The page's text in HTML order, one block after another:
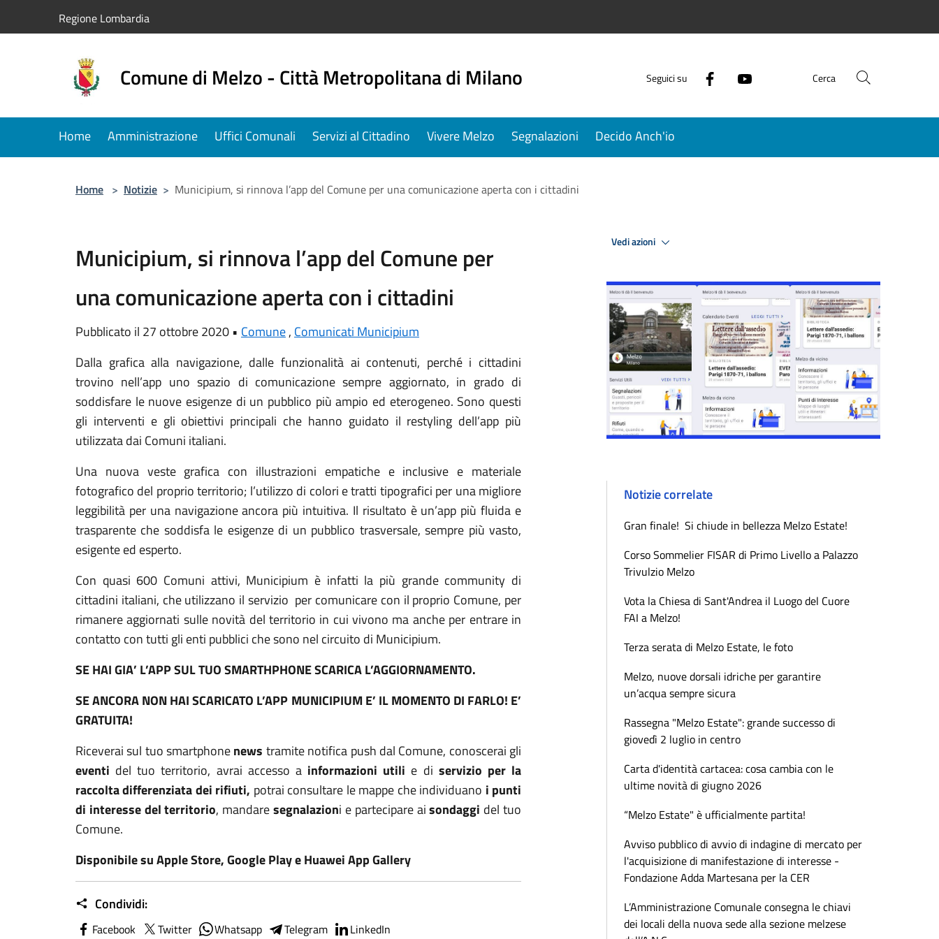
Regione Lombardia
Comune di Melzo - Città Metropolitana di Milano Seguici su Cerca
Home Amministrazione Uffici Comunali Servizi al Cittadino Vivere Melzo Segnalazioni Decido Anch'io
Home > Notizie > Municipium, si rinnova l’app del Comune per una comunicazione aperta con i cittadini
Municipium, si rinnova l’app del Comune per
una comunicazione aperta con i cittadini
Pubblicato il 27 ottobre 2020 • Comune, Comunicati Municipium
Dalla grafica alla navigazione, dalle funzionalità ai contenuti, perché i cittadini
trovino nell’app uno spazio di comunicazione sempre aggiornato, in grado di
soddisfare le nuove esigenze di un pubblico più ampio ed eterogeneo. Sono questi
gli interventi e gli obiettivi principali che hanno guidato il restyling dell’app più
utilizzata dai Comuni italiani.
Una nuova veste grafica con illustrazioni empatiche e inclusive e materiale
fotografico del proprio territorio; l’utilizzo di colori e tratti tipografici per una migliore
leggibilità per una navigazione ancora più intuitiva. Il risultato è un’app più fluida e
trasparente che soddisfa le esigenze di un pubblico trasversale, sempre più vasto,
esigente ed esperto.
Con quasi 600 Comuni attivi, Municipium è infatti la più grande community di
cittadini italiani, che utilizzano il servizio per comunicare con il proprio Comune, per
rimanere aggiornati sulle novità del territorio in cui vivono ma anche per entrare in
contatto con tutti gli enti pubblici che sono nel circuito di Municipium.
SE HAI GIA’ L’APP SUL TUO SMARTHPHONE SCARICA L’AGGIORNAMENTO.
SE ANCORA NON HAI SCARICATO L’APP MUNICIPIUM E’ IL MOMENTO DI FARLO! E’
GRATUITA!
Riceverai sul tuo smartphonenews tramite notifica push dal Comune, conoscerai gli
eventi del tuo territorio, avrai accesso a informazioni utili e di servizio per la
raccolta differenziata dei rifiuti, potrai consultare le mappe che individuano i punti
di interesse del territorio, mandaresegnalazioni e partecipare aisondaggi del tuo
Comune.
Disponibile su Apple Store, Google Play eHuawei App Gallery
Condividi:
Facebook Twitter Whatsapp Telegram LinkedIn
Vedi azioni
Notizie correlate
Gran finale! Si chiude in bellezza Melzo Estate!
Corso Sommelier FISAR di Primo Livello a Palazzo
Trivulzio Melzo
Vota la Chiesa di Sant'Andrea il Luogo del Cuore
FAI a Melzo!
Terza serata di Melzo Estate, le foto
Melzo, nuove dorsali idriche per garantire
un’acqua sempre sicura
Rassegna "Melzo Estate": grande successo di
giovedì 2 luglio in centro
Carta d'identità cartacea: cosa cambia con le
ultime novità di giugno 2026
“Melzo Estate" è ufficialmente partita!
Avviso pubblico di avvio di indagine di mercato per
l'acquisizione di manifestazione di interesse -
Fondazione Adda Martesana per la CER
L’Amministrazione Comunale consegna le chiavi
dei locali della nuova sede alla sezione melzese